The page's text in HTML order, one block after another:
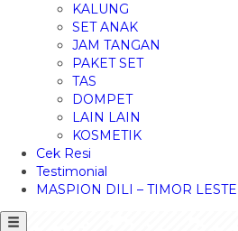
KALUNG
SET ANAK
JAM TANGAN
PAKET SET
TAS
DOMPET
LAIN LAIN
KOSMETIK
Cek Resi
Testimonial
MASPION DILI – TIMOR LESTE